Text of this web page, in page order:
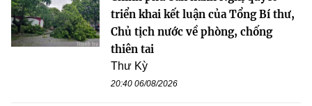
triển khai kết luận của Tổng Bí thư,
Chủ tịch nước về phòng, chống
thiên tai
Thư Kỳ
20:40 06/08/2026